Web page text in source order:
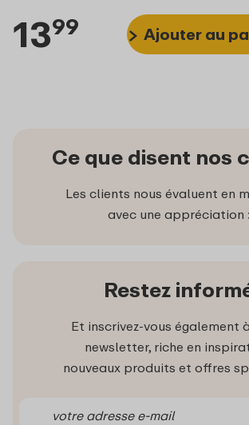
1399 Ajouter au
Ce que disent nos
Les clients nous évaluent en
avec une appréciation :
Restez
Et inscrivez-vous également
newsletter, riche en
nouveaux produits et offres